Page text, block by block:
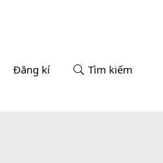
Đăng kí Tìm kiếm